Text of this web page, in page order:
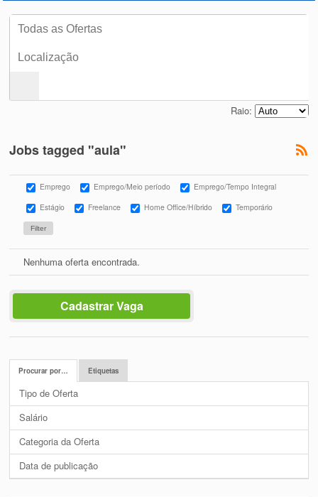
Raio:
Jobs tagged "aula"
Emprego Emprego/Meio período
Emprego/Tempo Integral
Estágio
Freelance Home Office/Híbrido Temporário
Nenhuma oferta encontrada.
Cadastrar Vaga
Procurar por… Etiquetas
Tipo de Oferta
Salário
Categoria da Oferta
Data de publicação